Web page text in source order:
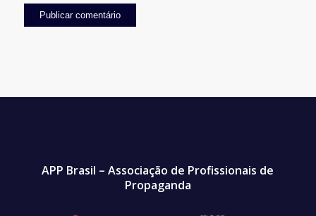
APP Brasil – Associação de Profissionais de
Propaganda